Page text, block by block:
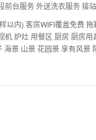
台服务 外送洗衣服务 接
内) 客房WIFI覆盖免费
炉灶 用餐区 厨房 厨房
景 山景 花园景 享有风景